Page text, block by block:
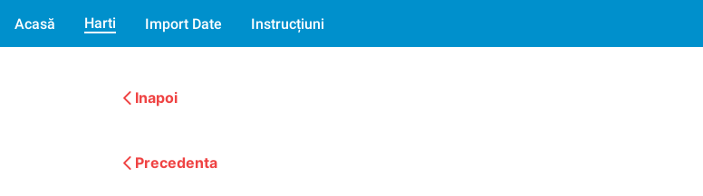
Acasă Harti Import Date Instrucțiuni
Inapoi
Precedenta